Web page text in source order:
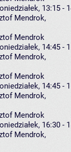
13:15 -
Mendrok,
Mendrok
14:45 -
Mendrok,
Mendrok
14:45 -
Mendrok,
Mendrok
16:30 -
Mendrok,